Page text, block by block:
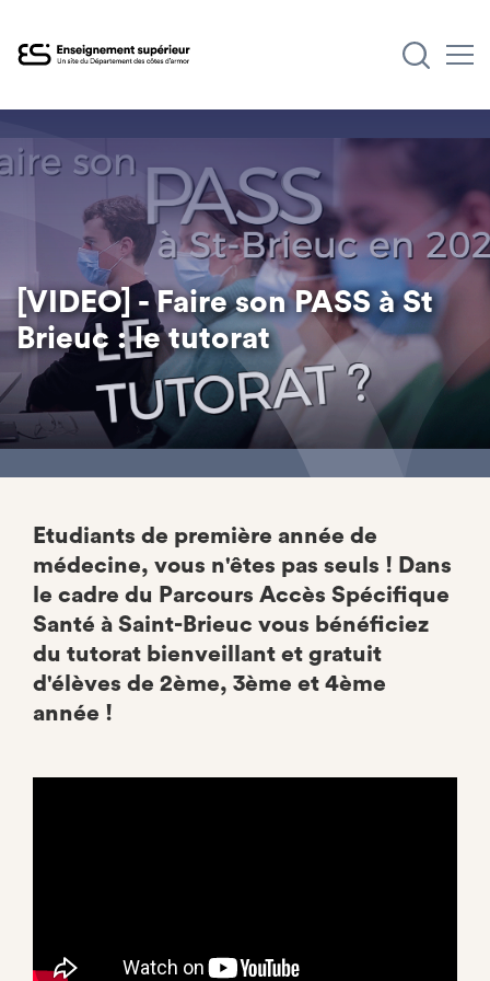
contenu
[VIDEO] - Faire son PASS à St
Brieuc : le tutorat
Etudiants de première année de
médecine, vous n'êtes pas seuls ! Dans
le cadre du Parcours Accès Spécifique
Santé à Saint-Brieuc vous bénéficiez
du tutorat bienveillant et gratuit
d'élèves de 2ème, 3ème et 4ème
année !